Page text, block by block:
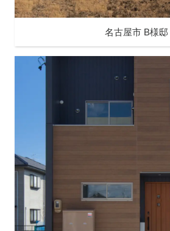
名古屋市 B様邸